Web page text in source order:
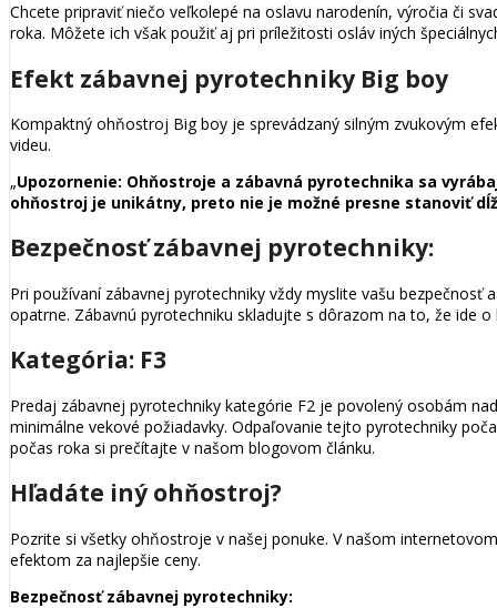
Chcete pripraviť niečo veľkolepé na oslavu narodenín, výročia či
roka. Môžete ich však použiť aj pri príležitosti osláv iných
Efekt zábavnej pyrotechniky Big boy
Kompaktný ohňostroj Big boy je sprevádzaný silným zvukovým
videu.
„Upozornenie: Ohňostroje a zábavná pyrotechnika sa
ohňostroj je unikátny, preto nie je možné presne stanoviť
Bezpečnosť zábavnej pyrotechniky:
Pri používaní zábavnej pyrotechniky vždy myslite vašu
opatrne. Zábavnú pyrotechniku skladujte s dôrazom na to, že ide
Kategória: F3
Predaj zábavnej pyrotechniky kategórie F2 je povolený osobám
minimálne vekové požiadavky. Odpaľovanie tejto pyrotechniky
počas roka si prečítajte v našom blogovom článku.
Hľadáte iný ohňostroj?
Pozrite si všetky ohňostroje v našej ponuke. V našom
efektom za najlepšie ceny.
Bezpečnosť zábavnej pyrotechniky: